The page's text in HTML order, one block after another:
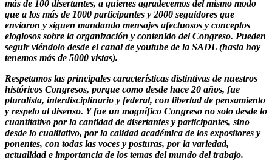
más de 100 disertantes, a quienes agradecemos del mismo modo
que a los más de 1000 participantes y 2000 seguidores que
enviaron y siguen mandando mensajes afectuosos y conceptos
elogiosos sobre la organización y contenido del Congreso. Pueden
seguir viéndolo desde el canal de youtube de la SADL (hasta hoy
tenemos más de 5000 vistas).
Respetamos las principales características distintivas de nuestros
históricos Congresos, porque como desde hace 20 años, fue
pluralista, interdisciplinario y federal, con libertad de pensamiento
y respeto al disenso. Y fue un magnífico Congreso no solo desde lo
cuantitativo por la cantidad de disertantes y participantes, sino
desde lo cualitativo, por la calidad académica de los expositores y
ponentes, con todas las voces y posturas, por la variedad,
actualidad e importancia de los temas del mundo del trabajo.